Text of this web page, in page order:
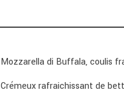
Mozzarella di Buffala, coulis
Crémeux rafraichissant de